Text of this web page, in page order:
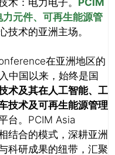
元件、可再生能源管
技术的亚洲主场。
在亚洲地区的
中国以来，始终是国
术及其在人工智能、工
技术及可再生能源管理
台。PCIM Asia
结合的模式，深耕亚洲
科研成果的纽带，汇聚